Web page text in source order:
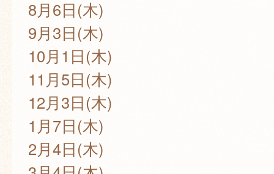
8月6日(木)
9月3日(木)
10月1日(木)
11月5日(木)
12月3日(木)
1月7日(木)
2月4日(木)